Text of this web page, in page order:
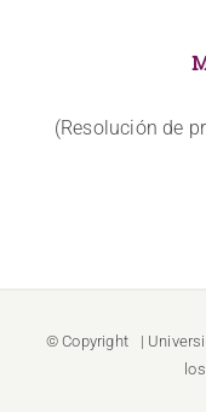
(Resolución de
© Copyright |